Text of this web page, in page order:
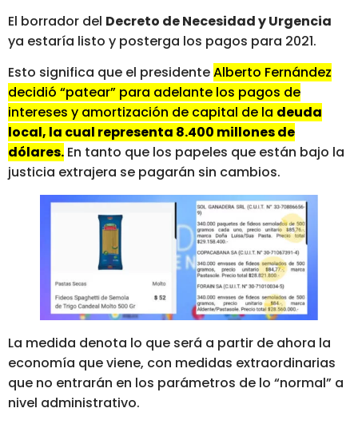
El borrador del Decreto de Necesidad y Urgencia
ya estaría listo y posterga los pagos para 2021.
Esto significa que el presidenteAlberto Fernández
decidió “patear” para adelante los pagos de
intereses y amortización de capital de la deuda
local, la cual representa 8.400 millones de
dólares. En tanto que los papeles que están bajo la
justicia extrajera se pagarán sin cambios.
La medida denota lo que será a partir de ahora la
economía que viene, con medidas extraordinarias
que no entrarán en los parámetros de lo “normal” a
nivel administrativo.